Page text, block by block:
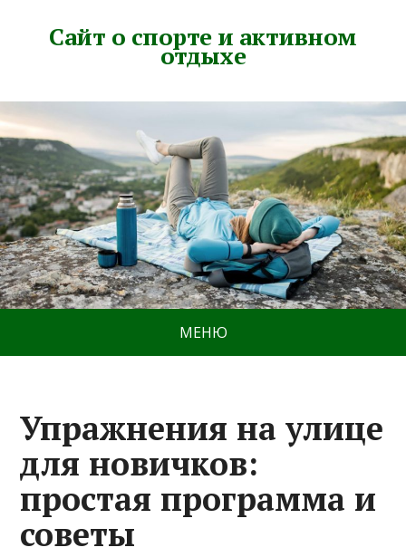
Сайт о спорте и активном
отдыхе
МЕНЮ
Упражнения на улице
для новичков:
простая программа и
советы